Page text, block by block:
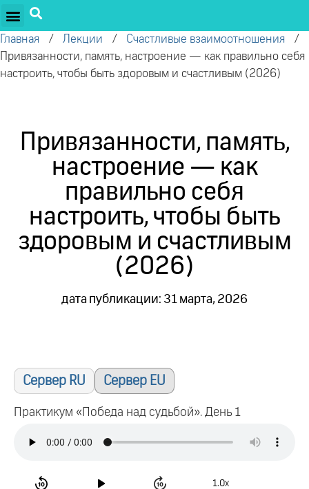
Главная / Лекции / Счастливые взаимоотношения /
Привязанности, память, настроение — как правильно себя
настроить, чтобы быть здоровым и счастливым (2026)
Привязанности, память,
настроение — как
правильно себя
настроить, чтобы быть
здоровым и счастливым
(2026)
дата публикации: 31 марта, 2026
Сервер RU Сервер EU
Практикум «Победа над судьбой». День 1
1.0x